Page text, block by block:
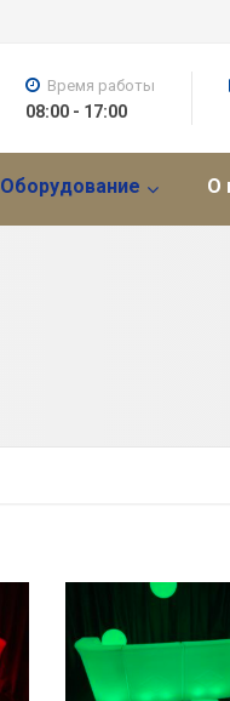
Оборудование О
Время работы
08:00 - 17:00